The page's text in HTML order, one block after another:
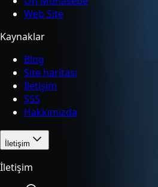
Web Site
Kaynaklar
Blog
Site haritası
İletişim
SSS
Hakkımızda
İletişim
İletişim